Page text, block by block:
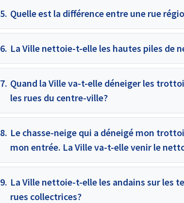
5. Quelle est la différence entre une rue
6. La Ville nettoie-t-elle les hautes piles de
7. Quand la Ville va-t-elle déneiger les
les rues du centre-ville?
8. Le chasse-neige qui a déneigé mon
mon entrée. La Ville va-t-elle venir le
9. La Ville nettoie-t-elle les andains sur les
rues collectrices?